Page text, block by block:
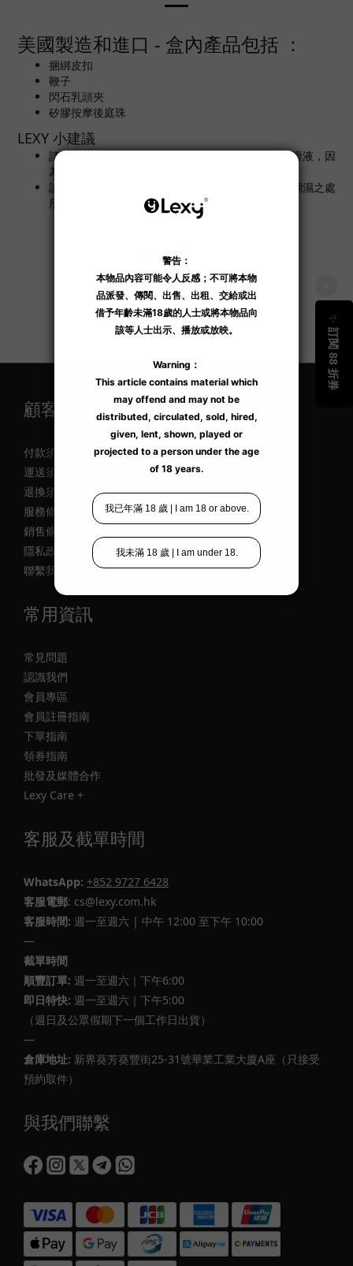
美國製造和進口 - 盒內產品包括 ：
捆綁皮扣
鞭子
閃石乳頭夾
矽膠按摩後庭珠
LEXY 小建議
請配合水溶性的潤滑液使用，並避免使用矽性的潤滑液，因
為會損耗產品上的矽膠表層。
請收納於陰涼之處所，避免陽光直接曝曬、高溫、潮濕之處
所。
了解更多
顧客須知
付款須知
運送須知
退換須知
服務條款
銷售條款
隱私政策
聯繫我們
常用資訊
常見問題
認識我們
會員專區
會員註冊指南
下單指南
領券指南
批發及媒體合作
Lexy Care +
客服及截單時間
WhatsApp: +852 9727 6428
客服電郵: cs@lexy.com.hk
客服時間: 週一至週六 | 中午 12:00 至下午 10:00
—
截單時間
順豐訂單: 週一至週六｜下午6:00
即日特快: 週一至週六｜下午5:00
（週日及公眾假期下一個工作日出貨）
—
倉庫地址: 新界葵芳葵豐街25-31號華業工業大廈A座（只接受
預約取件）
與我們聯繫